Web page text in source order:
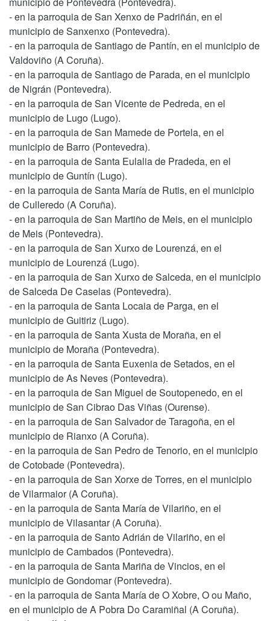
- en la parroquia de San Xenxo de Padriñán, en el
municipio de Sanxenxo (Pontevedra).
- en la parroquia de Santiago de Pantín, en el municipio de
Valdoviño (A Coruña).
- en la parroquia de Santiago de Parada, en el municipio
de Nigrán (Pontevedra).
- en la parroquia de San Vicente de Pedreda, en el
municipio de Lugo (Lugo).
- en la parroquia de San Mamede de Portela, en el
municipio de Barro (Pontevedra).
- en la parroquia de Santa Eulalia de Pradeda, en el
municipio de Guntín (Lugo).
- en la parroquia de Santa María de Rutis, en el municipio
de Culleredo (A Coruña).
- en la parroquia de San Martiño de Meis, en el municipio
de Meis (Pontevedra).
- en la parroquia de San Xurxo de Lourenzá, en el
municipio de Lourenzá (Lugo).
- en la parroquia de San Xurxo de Salceda, en el municipio
de Salceda De Caselas (Pontevedra).
- en la parroquia de Santa Locaia de Parga, en el
municipio de Guitiriz (Lugo).
- en la parroquia de Santa Xusta de Moraña, en el
municipio de Moraña (Pontevedra).
- en la parroquia de Santa Euxenia de Setados, en el
municipio de As Neves (Pontevedra).
- en la parroquia de San Miguel de Soutopenedo, en el
municipio de San Cibrao Das Viñas (Ourense).
- en la parroquia de San Salvador de Taragoña, en el
municipio de Rianxo (A Coruña).
- en la parroquia de San Pedro de Tenorio, en el municipio
de Cotobade (Pontevedra).
- en la parroquia de San Xorxe de Torres, en el municipio
de Vilarmaior (A Coruña).
- en la parroquia de Santa María de Vilariño, en el
municipio de Vilasantar (A Coruña).
- en la parroquia de Santo Adrián de Vilariño, en el
municipio de Cambados (Pontevedra).
- en la parroquia de Santa Mariña de Vincios, en el
municipio de Gondomar (Pontevedra).
- en la parroquia de Santa María de O Xobre, O ou Maño,
en el municipio de A Pobra Do Caramiñal (A Coruña).